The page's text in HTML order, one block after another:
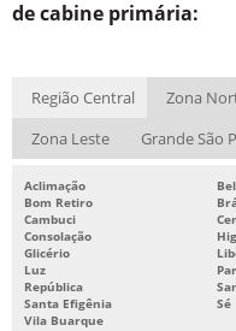
QUADRO DE TRANSFERÊNCIA
REFORMA DE GRUPO
RETROFIT CABINE PRIMÁRIA
SERVIÇO DE MANUTENÇÃO
de cabine primária:
Região Central Zona
Zona Leste
Grande São
Aclimação
Bom Retiro
Cambuci
Consolação
Glicério
Luz
República
Santa Efigênia
Sé
Vila Buarque